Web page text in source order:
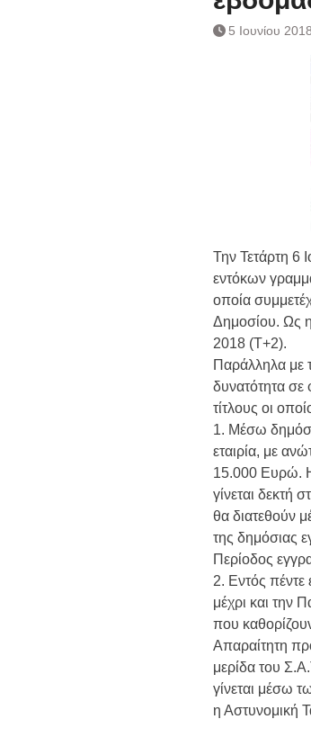
5 Ιουνίου 2018
Την Τετάρτη 6
εντόκων
οποία
Δημοσίου. Ως
2018 (Τ+2).
Παράλληλα με
δυνατότητα
τίτλους οι
1. Μέσω
εταιρία, με
15.000 Ευρώ. Η
γίνεται δεκτή
θα διατεθούν
της δημόσιας
Περίοδος
2. Εντός
μέχρι και την
που
Απαραίτητη
μερίδα του
γίνεται μέσω
η Αστυνομική